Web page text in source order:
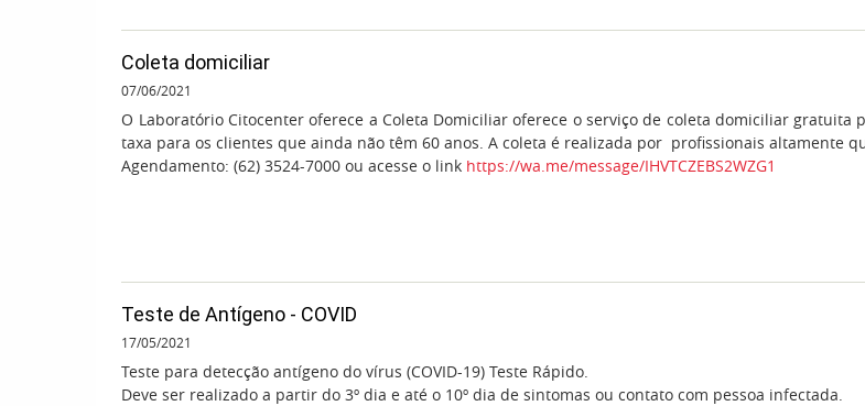
Coleta domiciliar
07/06/2021
O Laboratório Citocenter oferece a Coleta Domiciliar oferece o serviço de coleta domiciliar gratuita
taxa para os clientes que ainda não têm 60 anos. A coleta é realizada por profissionais altamente
Agendamento: (62) 3524-7000 ou acesse o link https://wa.me/message/IHVTCZEBS2WZG1
Teste de Antígeno - COVID
17/05/2021
Teste para detecção antígeno do vírus (COVID-19) Teste Rápido.
Deve ser realizado a partir do 3º dia e até o 10º dia de sintomas ou contato com pessoa infectada.